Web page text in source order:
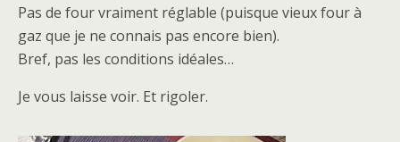
Pas de four vraiment réglable (puisque vieux four à
gaz que je ne connais pas encore bien).
Bref, pas les conditions idéales…
Je vous laisse voir. Et rigoler.